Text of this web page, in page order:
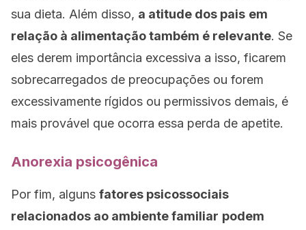
sua dieta. Além disso, a atitude dos pais em
relação à alimentação também é relevante. Se
eles derem importância excessiva a isso, ficarem
sobrecarregados de preocupações ou forem
excessivamente rígidos ou permissivos demais, é
mais provável que ocorra essa perda de apetite.
Anorexia psicogênica
Por fim, alguns fatores psicossociais
relacionados ao ambiente familiar podem